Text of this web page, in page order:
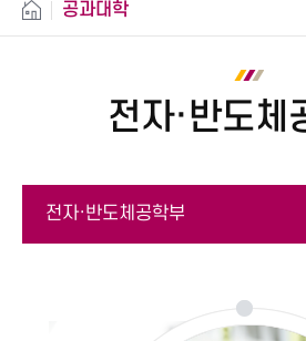
공과대학
전자·반도체
전자·반도체공학부